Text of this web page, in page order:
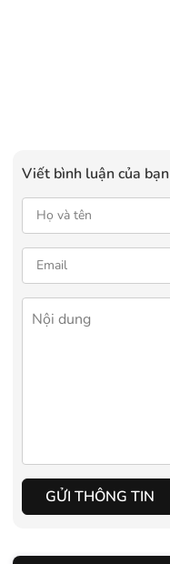
Viết bình luận của bạn
GỬI THÔNG TIN